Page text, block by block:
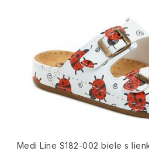
Medi Line S182-002 biele s